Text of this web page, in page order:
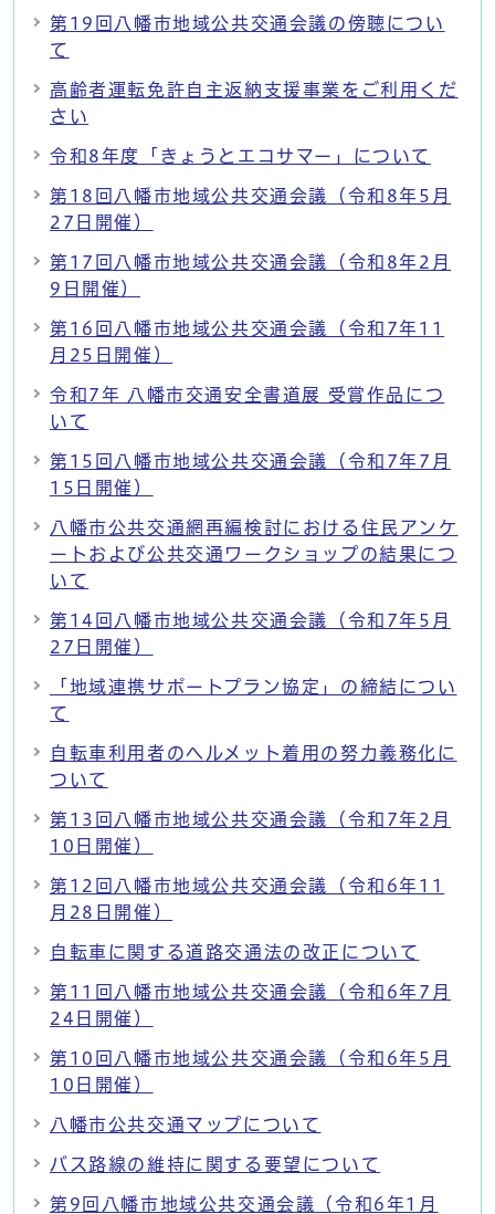
第19回八幡市地域公共交通会議の傍聴につい
て
高齢者運転免許自主返納支援事業をご利用くだ
さい
令和8年度「きょうとエコサマー」について
第18回八幡市地域公共交通会議（令和8年5月
27日開催）
第17回八幡市地域公共交通会議（令和8年2月
9日開催）
第16回八幡市地域公共交通会議（令和7年11
月25日開催）
令和7年 八幡市交通安全書道展 受賞作品につ
いて
第15回八幡市地域公共交通会議（令和7年7月
15日開催）
八幡市公共交通網再編検討における住民アンケ
ートおよび公共交通ワークショップの結果につ
いて
第14回八幡市地域公共交通会議（令和7年5月
27日開催）
「地域連携サポートプラン協定」の締結につい
て
自転車利用者のヘルメット着用の努力義務化に
ついて
第13回八幡市地域公共交通会議（令和7年2月
10日開催）
第12回八幡市地域公共交通会議（令和6年11
月28日開催）
自転車に関する道路交通法の改正について
第11回八幡市地域公共交通会議（令和6年7月
24日開催）
第10回八幡市地域公共交通会議（令和6年5月
10日開催）
八幡市公共交通マップについて
バス路線の維持に関する要望について
第9回八幡市地域公共交通会議（令和6年1月